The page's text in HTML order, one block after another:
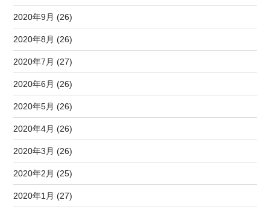
2020年9月 (26)
2020年8月 (26)
2020年7月 (27)
2020年6月 (26)
2020年5月 (26)
2020年4月 (26)
2020年3月 (26)
2020年2月 (25)
2020年1月 (27)